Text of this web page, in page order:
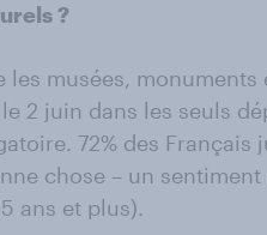
?
musées,
2 juin dans les seuls
72% des Français
chose – un
ans et plus).